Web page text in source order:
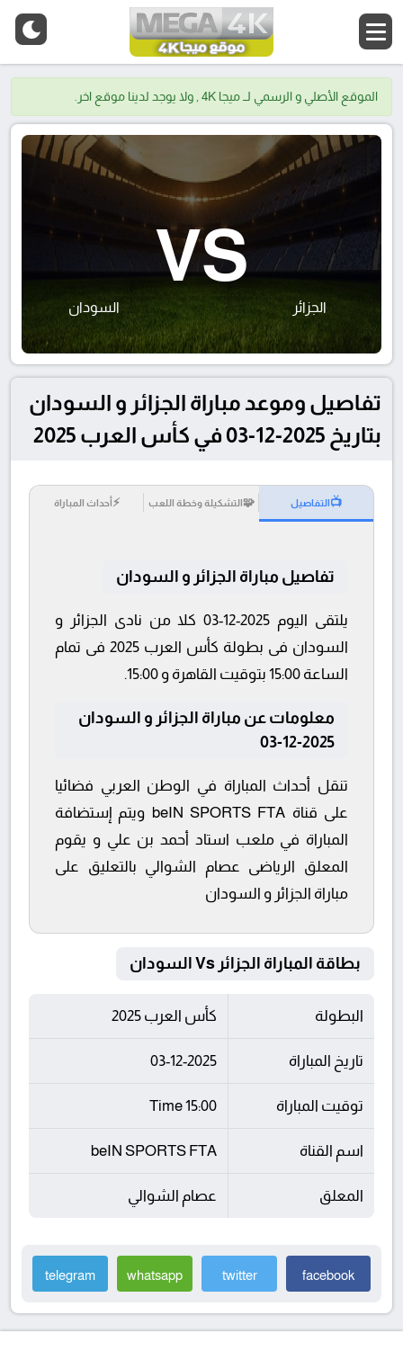
الموقع الأصلي و الرسمي لــ ميجا 4K , ولا يوجد لدينا موقع اخر.
الجزائر
VS
السودان
تفاصيل وموعد مباراة الجزائر و السودان
بتاريخ 2025-12-03 في كأس العرب 2025
📺التفاصيل 🧩التشكيلة وخطة اللعب ⚡أحداث المباراة
تفاصيل مباراة الجزائر و السودان
يلتقى اليوم 2025-12-03 كلا من نادى الجزائر و
السودان فى بطولة كأس العرب 2025 فى تمام
الساعة 15:00 بتوقيت القاهرة و 15:00.
معلومات عن مباراة الجزائر و السودان
2025-12-03
تنقل أحداث المباراة في الوطن العربي فضائيا
على قناة beIN SPORTS FTA ويتم إستضافة
المباراة في ملعب استاد أحمد بن علي و يقوم
المعلق الرياضى عصام الشوالي بالتعليق على
مباراة الجزائر و السودان
بطاقة المباراة الجزائر Vs السودان
البطولة كأس العرب 2025
تاريخ المباراة 03-12-2025
توقيت المباراة 15:00 Time
اسم القناة beIN SPORTS FTA
المعلق عصام الشوالي
facebook
twitter
whatsapp
telegram